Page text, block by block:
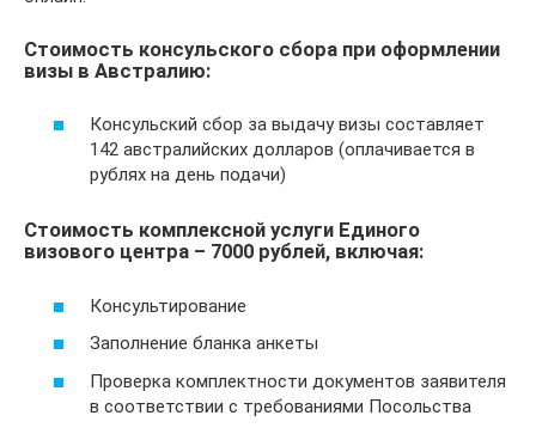
Стоимость консульского сбора при оформлении
визы в Австралию:
Консульский сбор за выдачу визы составляет
142 австралийских долларов (оплачивается в
рублях на день подачи)
Стоимость комплексной услуги Единого
визового центра – 7000 рублей, включая:
Консультирование
Заполнение бланка анкеты
Проверка комплектности документов заявителя
в соответствии с требованиями Посольства